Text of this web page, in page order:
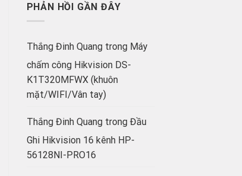
PHẢN HỒI GẦN ĐÂY
Thắng Đinh Quangtrong Máy
chấm công Hikvision DS-
K1T320MFWX (khuôn
mặt/WIFI/Vân tay)
Thắng Đinh Quangtrong Đầu
Ghi Hikvision 16 kênh HP-
56128NI-PRO16